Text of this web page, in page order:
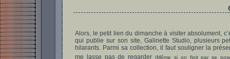
Alors, le petit lien du dimanche à visiter absolument,
qui publie sur son site, Galinette Studio, plusieurs
hilarants. Parmi sa collection, il faut souligner la
me lasse pas de regarder(Même si on finit par se